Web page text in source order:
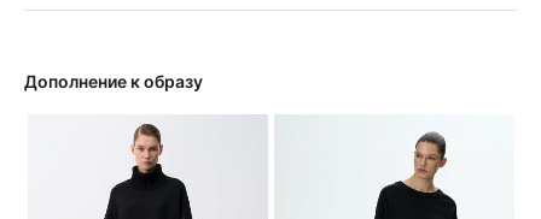
Дополнение к образу